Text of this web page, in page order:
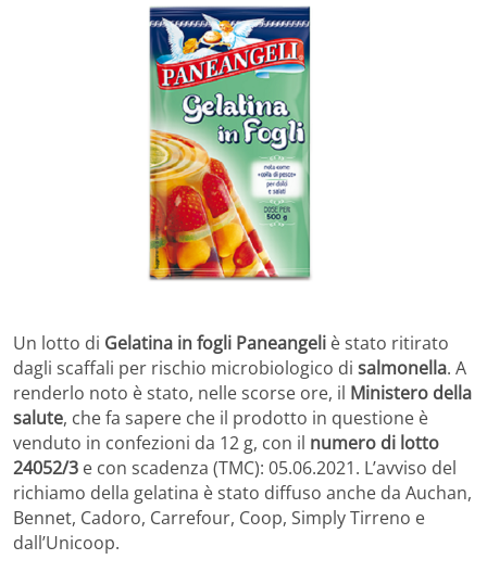
Un lotto di Gelatina in fogli Paneangeli è stato ritirato
dagli scaffali per rischio microbiologico di salmonella. A
renderlo noto è stato, nelle scorse ore, il Ministero della
salute, che fa sapere che il prodotto in questione è
venduto in confezioni da 12 g, con il numero di lotto
24052/3 e con scadenza (TMC): 05.06.2021. L’avviso del
richiamo della gelatina è stato diffuso anche da Auchan,
Bennet, Cadoro, Carrefour, Coop, Simply Tirreno e
dall’Unicoop.